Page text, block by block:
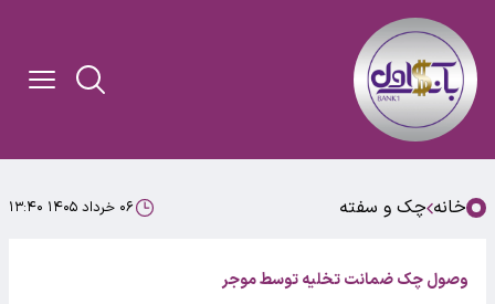
خانه چک و سفته ۰۶ خرداد ۱۴۰۵ ۱۳:۴۰
وصول چک ضمانت تخلیه توسط موجر